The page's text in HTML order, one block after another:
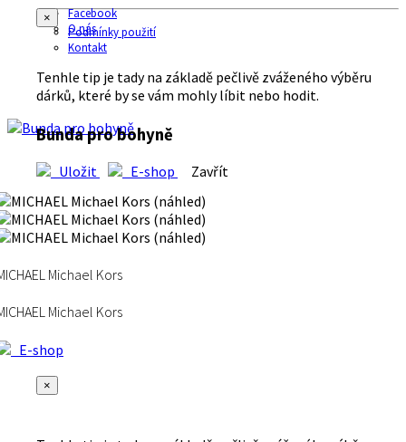
Facebook
O nás
Podmínky použití
Kontakt
×
Tenhle tip je tady na základě pečlivě zváženého výběru
dárků, které by se vám mohly líbit nebo hodit.
Bunda pro bohyně
Uložit E-shop Zavřít
Michael Kors
Michael Kors
E-shop
×